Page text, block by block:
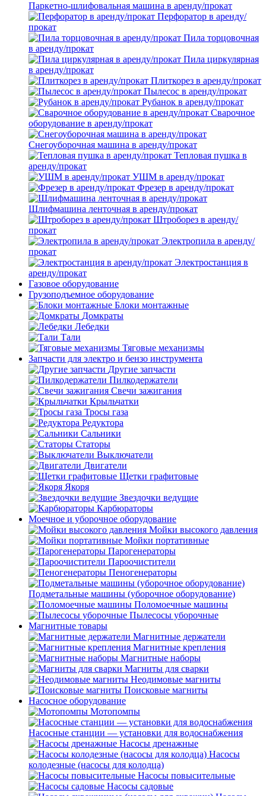
Паркетно-шлифовальная машина в аренду/прокат
Перфоратор в аренду/
прокат
Пила торцовочная
в аренду/прокат
Пила циркулярная
в аренду/прокат
Плиткорез в аренду/прокат
Пылесос в аренду/прокат
Рубанок в аренду/прокат
Сварочное
оборудование в аренду/прокат
Снегоуборочная машина в аренду/прокат
Тепловая пушка в
аренду/прокат
УШМ в аренду/прокат
Фрезер в аренду/прокат
Шлифмашина ленточная в аренду/прокат
Штроборез в аренду/
прокат
Электропила в аренду/
прокат
Электростанция в
аренду/прокат
Газовое оборудование
Грузоподъемное оборудование
Блоки монтажные
Домкраты
Лебедки
Тали
Тяговые механизмы
Запчасти для электро и бензо инструмента
Другие запчасти
Пилкодержатели
Свечи зажигания
Крыльчатки
Тросы газа
Редуктора
Сальники
Статоры
Выключатели
Двигатели
Щетки графитовые
Якоря
Звездочки ведущие
Карбюраторы
Моечное и уборочное оборудование
Мойки высокого давления
Мойки портативные
Парогенераторы
Пароочистители
Пеногенераторы
Подметальные машины (уборочное оборудование)
Поломоечные машины
Пылесосы уборочные
Магнитные товары
Магнитные держатели
Магнитные крепления
Магнитные наборы
Магниты для сварки
Неодимовые магниты
Поисковые магниты
Насосное оборудование
Мотопомпы
Насосные станции — установки для водоснабжения
Насосы дренажные
Насосы
колодезные (насосы для колодца)
Насосы повысительные
Насосы садовые